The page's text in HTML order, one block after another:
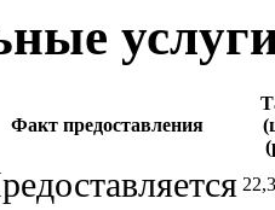
Факт предоставления